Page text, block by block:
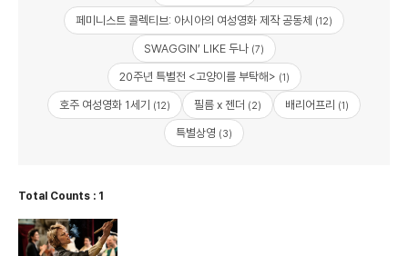
페미니스트 콜렉티브: 아시아의 여성영화 제작 공동체 (12)
SWAGGIN’ LIKE 두나 (7)
20주년 특별전 <고양이를 부탁해> (1)
호주 여성영화 1세기 (12) 필름 x 젠더 (2) 배리어프리 (1)
특별상영 (3)
Total Counts : 1